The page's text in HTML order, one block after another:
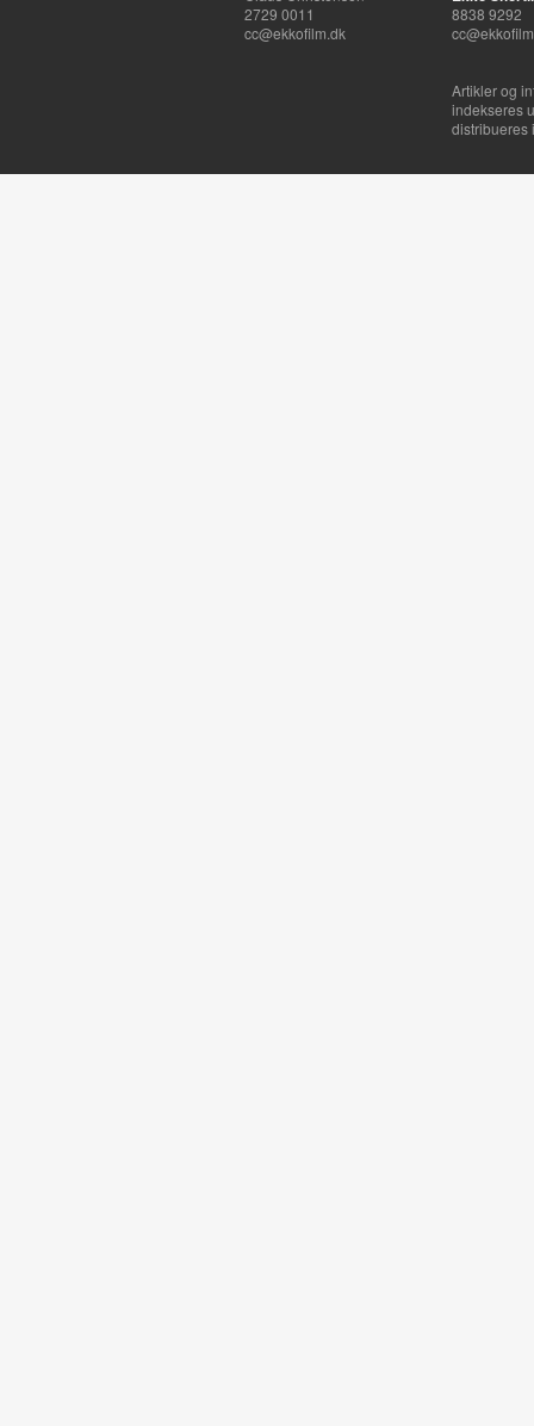
2729 0011
cc@ekkofilm.dk
8838 9292
Artikler og
indekseres
distribueres